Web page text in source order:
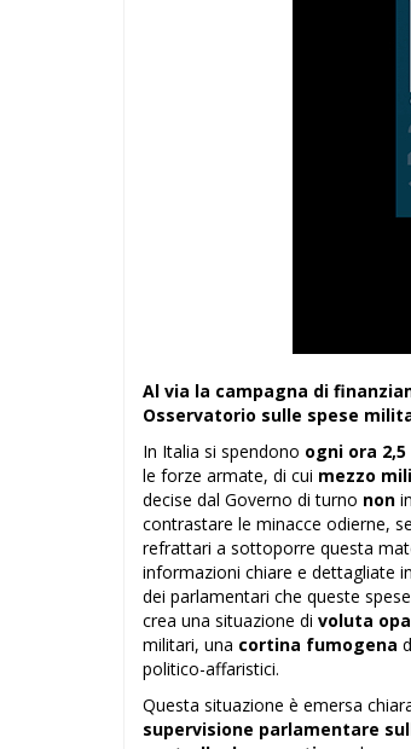
Al via la campagna di
Osservatorio sulle spese
In Italia si spendono ogni ora
le forze armate, di cui mezzo
decise dal Governo di turno non
contrastare le minacce odierne,
refrattari a sottoporre questa
informazioni chiare e dettagliate
dei parlamentari che queste
crea una situazione di voluta
militari, una cortina fumogena
politico-affaristici.
Questa situazione è emersa
supervisione parlamentare